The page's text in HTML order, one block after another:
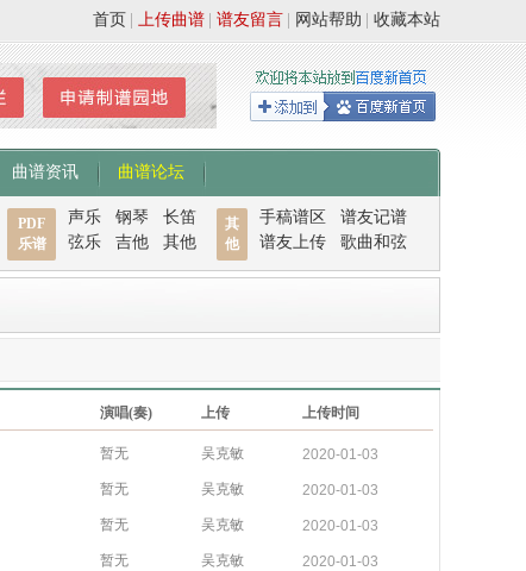
收藏本站
网站帮助
谱友留言
上传曲谱
首页
曲谱资讯 曲谱论坛
PDF
乐谱
声乐 钢琴
长笛
弦乐
吉他 其他
其
他
手稿谱区
谱友记谱
谱友上传
歌曲和弦
演唱(奏) 上传 上传时间
暂无 吴克敏 2020-01-03
暂无 吴克敏 2020-01-03
暂无 吴克敏 2020-01-03
暂无 吴克敏 2020-01-03